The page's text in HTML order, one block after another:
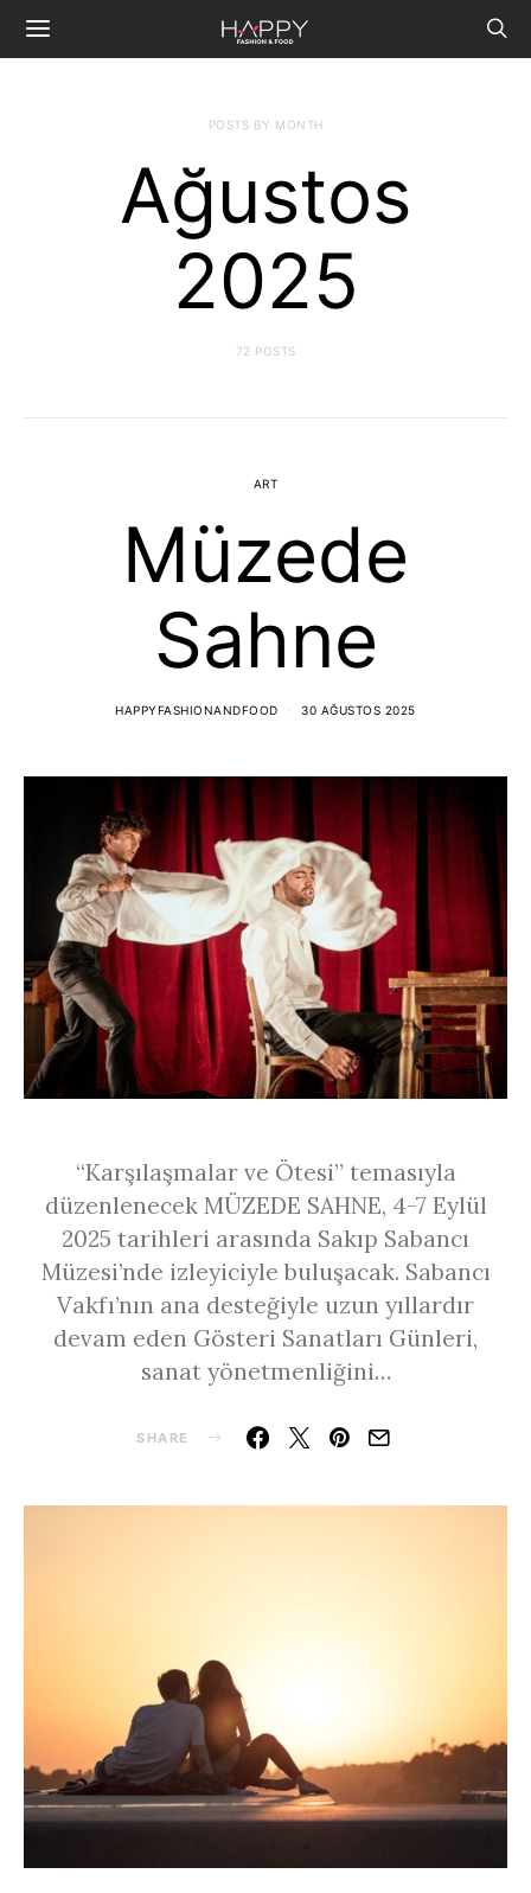
POSTS BY MONTH
Ağustos
2025
72 POSTS
ART
Müzede
Sahne
HAPPYFASHIONANDFOOD 30 AĞUSTOS 2025
“Karşılaşmalar ve Ötesi” temasıyla
düzenlenecek MÜZEDE SAHNE, 4-7 Eylül
2025 tarihleri arasında Sakıp Sabancı
Müzesi’nde izleyiciyle buluşacak. Sabancı
Vakfı’nın ana desteğiyle uzun yıllardır
devam eden Gösteri Sanatları Günleri,
sanat yönetmenliğini…
SHARE